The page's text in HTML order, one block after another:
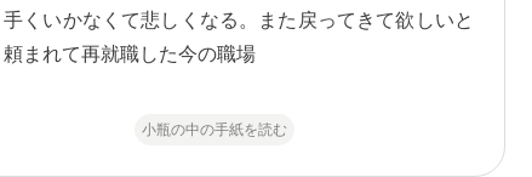
手くいかなくて悲しくなる。また戻ってきて欲しいと
頼まれて再就職した今の職場
小瓶の中の手紙を読む